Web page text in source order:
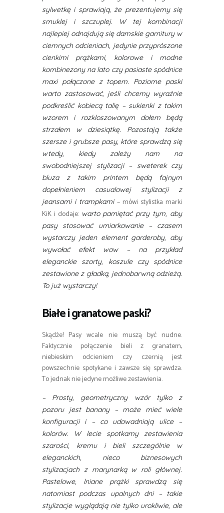
sylwetkę i sprawiają, że prezentujemy się
smuklej i szczuplej. W tej kombinacji
najlepiej odnajdują się damskie garnitury w
ciemnych odcieniach, jedynie przyprószone
cienkimi prążkami, kolorowe i modne
kombinezony na lato czy pasiaste spódnice
maxi połączone z topem. Poziome paski
warto zastosować, jeśli chcemy wyraźnie
podkreślić kobiecą talię – sukienki z takim
wzorem i rozkloszowanym dołem będą
strzałem w dziesiątkę. Pozostają także
szersze i grubsze pasy, które sprawdzą się
wtedy, kiedy zależy nam na
swobodniejszej stylizacji – sweterek czy
bluza z takim printem będą fajnym
dopełnieniem casualowej stylizacji z
jeansami i trampkami – mówi stylistka marki
KiK i dodaje: warto pamiętać przy tym, aby
pasy stosować umiarkowanie – czasem
wystarczy jeden element garderoby, aby
wywołać efekt wow – na przykład
eleganckie szorty, koszule czy spódnice
zestawione z gładką, jednobarwną odzieżą.
To już wystarczy!
Białe i granatowe paski?
Skądże! Pasy wcale nie muszą być nudne.
Faktycznie połączenie bieli z granatem,
niebieskim odcieniem czy czernią jest
powszechnie spotykane i zawsze się sprawdza.
To jednak nie jedyne możliwe zestawienia.
– Prosty, geometryczny wzór tylko z
pozoru jest banany – może mieć wiele
konfiguracji i – co udowadniają ulice –
kolorów. W lecie spotkamy zestawienia
szarości, kremu i bieli szczególnie w
eleganckich, nieco biznesowych
stylizacjach z marynarką w roli głównej.
Pastelowe, lniane prążki sprawdzą się
natomiast podczas upalnych dni – takie
stylizacje wyglądają nie tylko urokliwie, ale